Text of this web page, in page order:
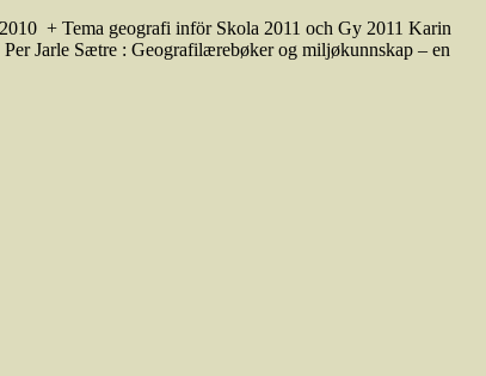
+ Tema geografi inför Skola 2011 och Gy 2011 Karin
Jarle Sætre : Geografilærebøker og miljøkunnskap – en